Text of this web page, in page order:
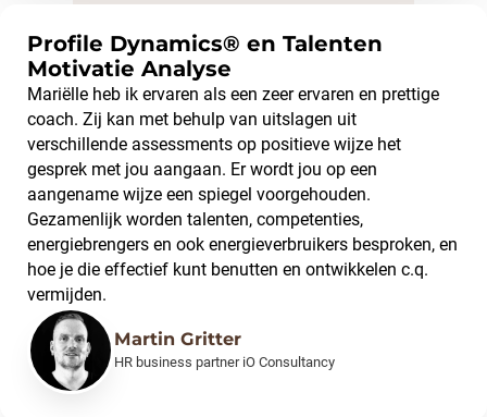
Profile Dynamics® en Talenten
Motivatie Analyse
Mariëlle heb ik ervaren als een zeer ervaren en prettige
coach. Zij kan met behulp van uitslagen uit
verschillende assessments op positieve wijze het
gesprek met jou aangaan. Er wordt jou op een
aangename wijze een spiegel voorgehouden.
Gezamenlijk worden talenten, competenties,
energiebrengers en ook energieverbruikers besproken, en
hoe je die effectief kunt benutten en ontwikkelen c.q.
vermijden.
Martin Gritter
HR business partner iO Consultancy